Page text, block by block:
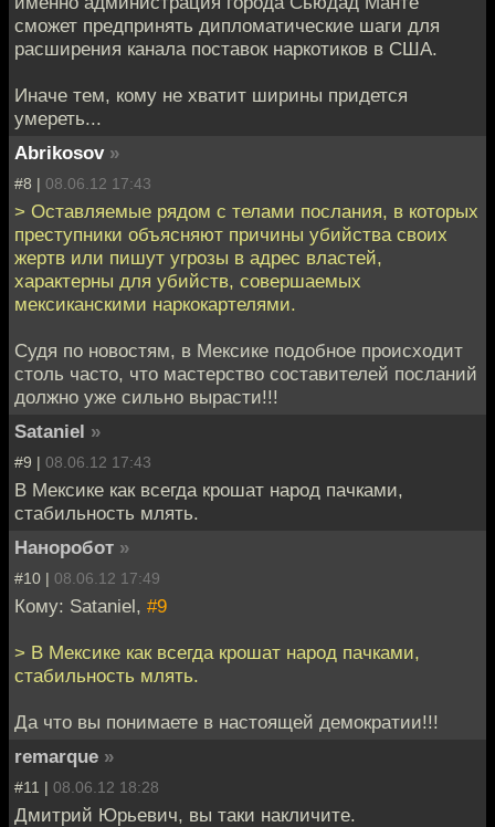
сможет предпринять дипломатические шаги для
расширения канала поставок наркотиков в США.
Иначе тем, кому не хватит ширины придется
умереть...
Abrikosov »
#8 | 08.06.12 17:43
> Оставляемые рядом с телами послания, в которых
преступники объясняют причины убийства своих
жертв или пишут угрозы в адрес властей,
характерны для убийств, совершаемых
мексиканскими наркокартелями.
Судя по новостям, в Мексике подобное происходит
столь часто, что мастерство составителей посланий
должно уже сильно вырасти!!!
Sataniel »
#9 | 08.06.12 17:43
В Мексике как всегда крошат народ пачками,
стабильность млять.
Наноробот »
#10 | 08.06.12 17:49
Кому: Sataniel, #9
> В Мексике как всегда крошат народ пачками,
стабильность млять.
Да что вы понимаете в настоящей демократии!!!
remarque »
#11 | 08.06.12 18:28
Дмитрий Юрьевич, вы таки накличите.